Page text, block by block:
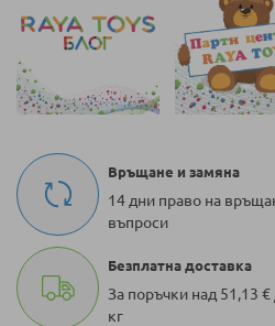
Връщане и замяна
14 дни право на
въпроси
Безплатна доставка
За поръчки над 51,13 €
кг